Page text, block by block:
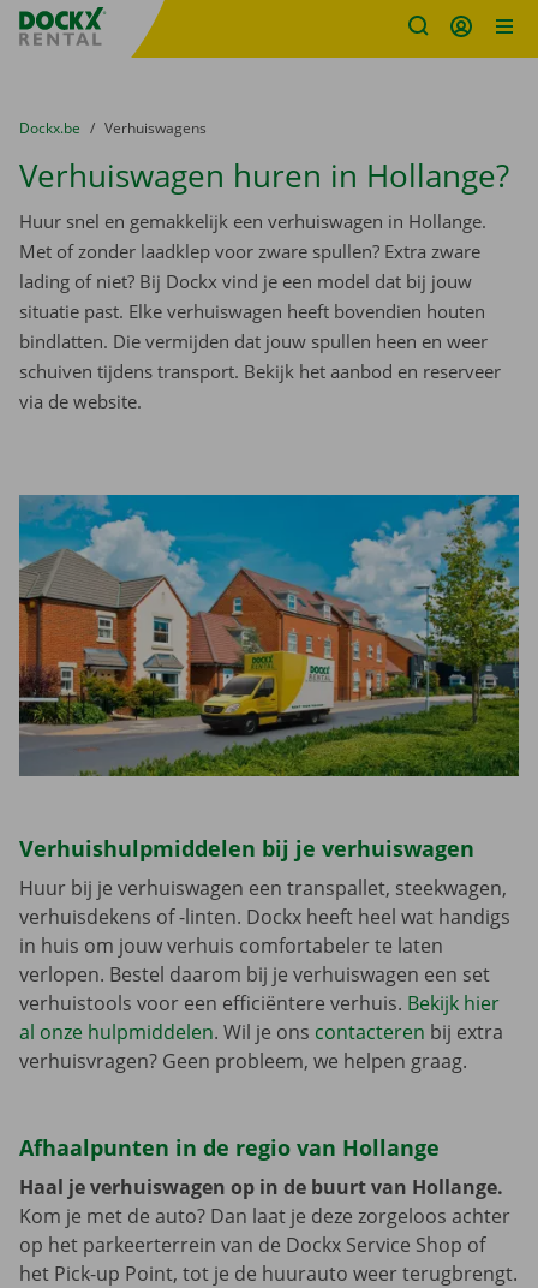
Fratello DEMO
U bevindt zich hier:
van
Dockx.be naar
Verhuiswagens
Verhuiswagen huren in Hollange?
Huur snel en gemakkelijk een verhuiswagen in Hollange.
Met of zonder laadklep voor zware spullen? Extra zware
lading of niet? Bij Dockx vind je een model dat bij jouw
situatie past. Elke verhuiswagen heeft bovendien houten
bindlatten. Die vermijden dat jouw spullen heen en weer
schuiven tijdens transport. Bekijk het aanbod en reserveer
via de website.
Verhuishulpmiddelen bij je verhuiswagen
Huur bij je verhuiswagen een transpallet, steekwagen,
verhuisdekens of -linten. Dockx heeft heel wat handigs
in huis om jouw verhuis comfortabeler te laten
verlopen. Bestel daarom bij je verhuiswagen een set
verhuistools voor een efficiëntere verhuis. Bekijk hier
al onze hulpmiddelen. Wil je ons contacteren bij extra
verhuisvragen? Geen probleem, we helpen graag.
Afhaalpunten in de regio van Hollange
Haal je verhuiswagen op in de buurt van Hollange.
Kom je met de auto? Dan laat je deze zorgeloos achter
op het parkeerterrein van de Dockx Service Shop of
het Pick-up Point, tot je de huurauto weer terugbrengt.